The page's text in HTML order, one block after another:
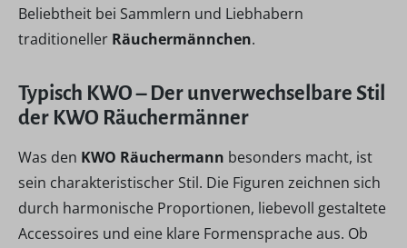
Beliebtheit bei Sammlern und Liebhabern
traditioneller Räuchermännchen.
Typisch KWO – Der unverwechselbare Stil
der KWO Räuchermänner
Was den KWO Räuchermann besonders macht, ist
sein charakteristischer Stil. Die Figuren zeichnen sich
durch harmonische Proportionen, liebevoll gestaltete
Accessoires und eine klare Formensprache aus. Ob